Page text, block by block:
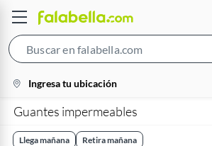
Bar
location-
icon
Ingresa tu ubicación
Guantes impermeables
Llega mañana Retira mañana